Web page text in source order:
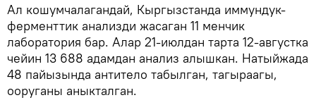
Ал кошумчалагандай, Кыргызстанда иммундук-
ферменттик анализди жасаган 11 менчик
лаборатория бар. Алар 21-июлдан тарта 12-августка
чейин 13 688 адамдан анализ алышкан. Натыйжада
48 пайызында антитело табылган, тагыраагы,
ооруганы аныкталган.